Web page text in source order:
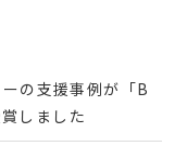
の支援事例が「B
しました